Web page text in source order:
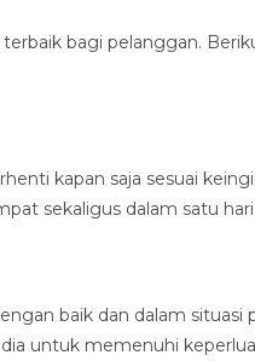
bagi pelanggan.
kapan saja sesuai
sekaligus dalam satu hari.
baik dan dalam situasi
untuk memenuhi